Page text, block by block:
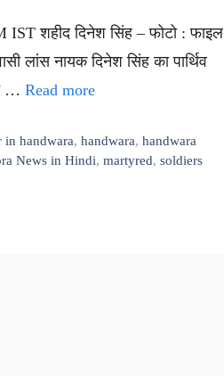
शहीद दिनेश सिंह – फोटो : फाइल
लांस नायक दिनेश सिंह का पार्थिव
… Read more
in handwara,handwara,handwara
News in Hindi, martyred, soldiers